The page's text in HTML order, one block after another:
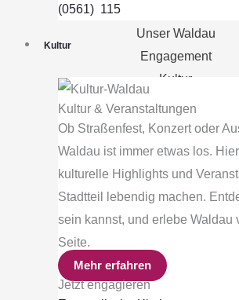
(0561) 115
Kultur
Kultur & Veranstaltungen
Ob Straßenfest, Konzert oder
Waldau ist immer etwas los.
kulturelle Highlights und
Stadtteil lebendig machen.
sein kannst, und erlebe Waldau
Seite.
Mehr erfahren
Jetzt engagieren
Unser Waldau
Engagement
Kultur
Bildung
Sport & Bewegung
Nachhaltigkeit
Initiative
Bring dich ein!
Kontakt